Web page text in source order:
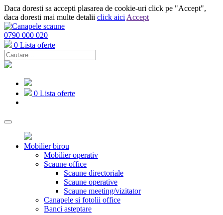
Daca doresti sa accepti plasarea de cookie-uri click pe "Accept",
daca doresti mai multe detalii click aici Accept
0790 000 020
0 Lista oferte
0 Lista oferte
Mobilier birou
Mobilier operativ
Scaune office
Scaune directoriale
Scaune operative
Scaune meeting/vizitator
Canapele si fotolii office
Banci asteptare